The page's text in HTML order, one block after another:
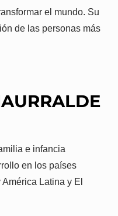
el mundo. Su
de las personas más
e infancia
en los países
Latina y El